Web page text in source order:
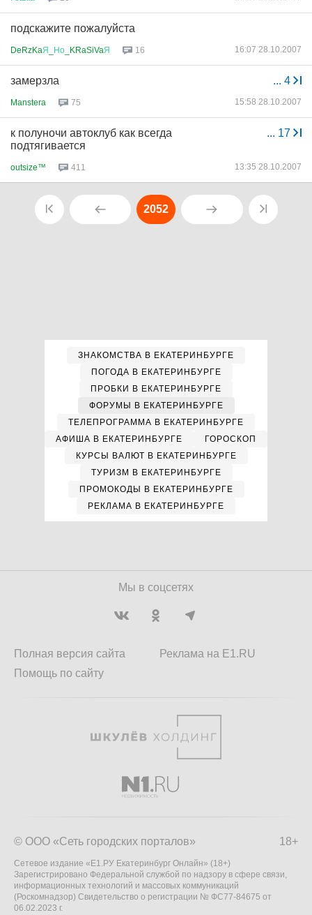
подскажите пожалуйста
DeRzKaЯ Но _KRaSiVaЯ 16 16:07 28.10.2007
... 4
замерзла
Manstera 75 15:58 28.10.2007
... 17
к полуночи автоклуб как всегда
подтягивается
outsize™ 411 13:35 28.10.2007
2052
ЗНАКОМСТВА В ЕКАТЕРИНБУРГЕ
ПОГОДА В ЕКАТЕРИНБУРГЕ
ПРОБКИ В ЕКАТЕРИНБУРГЕ
ФОРУМЫ В ЕКАТЕРИНБУРГЕ
ТЕЛЕПРОГРАММА В ЕКАТЕРИНБУРГЕ
АФИША В ЕКАТЕРИНБУРГЕ
ГОРОСКОП
КУРСЫ ВАЛЮТ В ЕКАТЕРИНБУРГЕ
ТУРИЗМ В ЕКАТЕРИНБУРГЕ
ПРОМОКОДЫ В ЕКАТЕРИНБУРГЕ
РЕКЛАМА В ЕКАТЕРИНБУРГЕ
Мы в соцсетях
Полная версия сайта
Помощь по сайту
Реклама на E1.RU
18+
© ООО «Сеть городских порталов»
Сетевое издание «Е1.РУ Екатеринбург Онлайн» (18+)
Зарегистрировано Федеральной службой по надзору в сфере связи,
информационных технологий и массовых коммуникаций
(Роскомнадзор) Свидетельство о регистрации № ФС77-84675 от
06.02.2023 г.